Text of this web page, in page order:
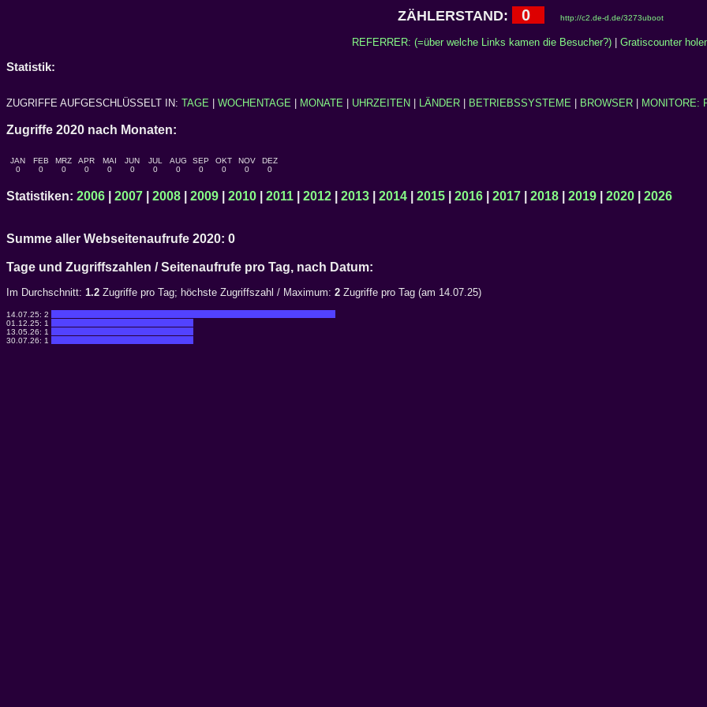
ZÄHLERSTAND: 0 http://c2.de-d.de/3273uboot
REFERRER: (=über welche Links kamen die Besucher?)| Gratiscounter
Statistik:
ZUGRIFFE AUFGESCHLÜSSELT IN: TAGE WOCHENTAGE MONATE UHRZEITEN LÄNDER BETRIEBSSYSTEME BROWSER MONITORE:
Zugriffe 2020 nach Monaten:
JAN
0
FEB
0
MRZ
0
APR
0
MAI
0
JUN
0
JUL
0
AUG
0
SEP
0
OKT
0
NOV
0
DEZ
0
Statistiken: 2006 2007 2008 2009 2010 2011 2012 2013 2014 2015 2016 2017 2018 2019 2020 2026
Summe aller Webseitenaufrufe 2020: 0
Tage und Zugriffszahlen / Seitenaufrufe pro Tag, nach Datum:
Im Durchschnitt: 1.2 Zugriffe pro Tag; höchste Zugriffszahl / Maximum: 2 Zugriffe pro Tag (am 14.07.25)
14.07.25: 2
01.12.25: 1
13.05.26: 1
30.07.26: 1